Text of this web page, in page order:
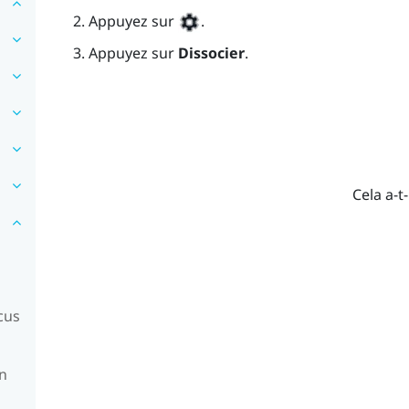
Appuyez sur
.
Appuyez sur Dissocier.
Cela a-